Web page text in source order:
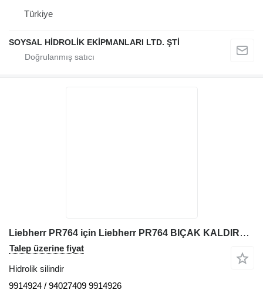
Türkiye
SOYSAL HİDROLİK EKİPMANLARI LTD. ŞTİ
Liebherr PR764 için Liebherr PR764 BIÇAK KALDIRMA/SÖKME KALDIRMA SİLİNDİRİ 9914924 hidrolik silindir
Talep üzerine fiyat
Hidrolik silindir
9914924 / 94027409 9914926